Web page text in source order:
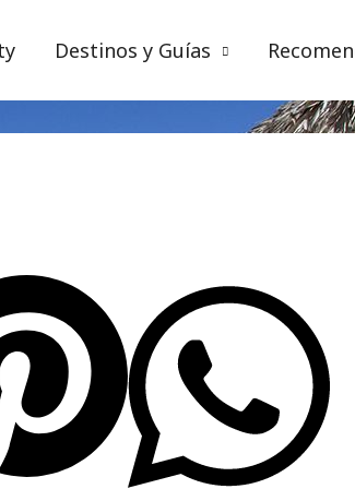
Destinos y Guías